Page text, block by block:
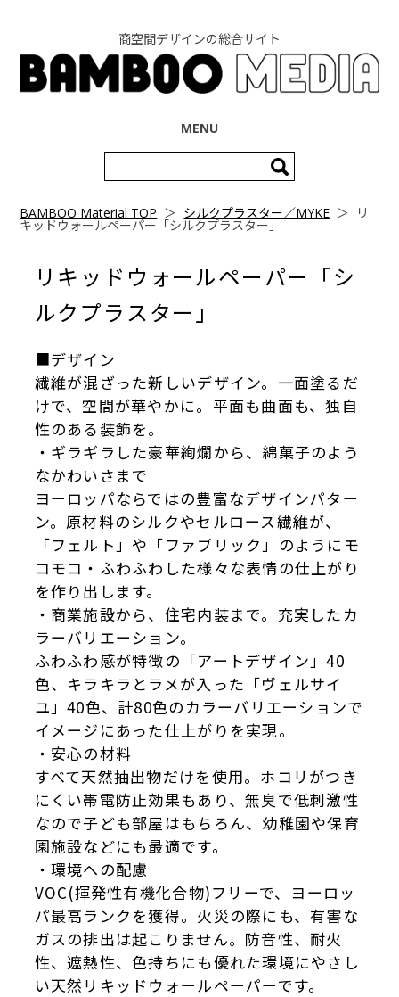
商空間デザインの総合サイト
MENU
索:
BAMBOO Material TOP ＞ シルクプラスター／MYKE ＞ リ
キッドウォールペーパー「シルクプラスター」
リキッドウォールペーパー「シ
ルクプラスター」
■デザイン
繊維が混ざった新しいデザイン。一面塗るだ
けで、空間が華やかに。平面も曲面も、独自
性のある装飾を。
・ギラギラした豪華絢爛から、綿菓子のよう
なかわいさまで
ヨーロッパならではの豊富なデザインパター
ン。原材料のシルクやセルロース繊維が、
「フェルト」や「ファブリック」のようにモ
コモコ・ふわふわした様々な表情の仕上がり
を作り出します。
・商業施設から、住宅内装まで。充実したカ
ラーバリエーション。
ふわふわ感が特徴の「アートデザイン」40
色、キラキラとラメが入った「ヴェルサイ
ユ」40色、計80色のカラーバリエーションで
イメージにあった仕上がりを実現。
・安心の材料
すべて天然抽出物だけを使用。ホコリがつき
にくい帯電防止効果もあり、無臭で低刺激性
なので子ども部屋はもちろん、幼稚園や保育
園施設などにも最適です。
・環境への配慮
VOC(揮発性有機化合物)フリーで、ヨーロッ
パ最高ランクを獲得。火災の際にも、有害な
ガスの排出は起こりません。防音性、耐火
性、遮熱性、色持ちにも優れた環境にやさし
い天然リキッドウォールペーパーです。